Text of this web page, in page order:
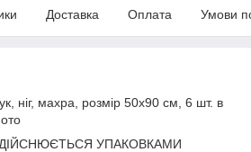
Доставка Оплата Умови
ніг, махра, розмір 50х90 см, 6 шт. в
УПАКОВКАМИ